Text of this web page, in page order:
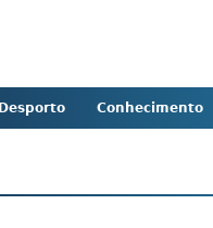
Desporto Conhecimento